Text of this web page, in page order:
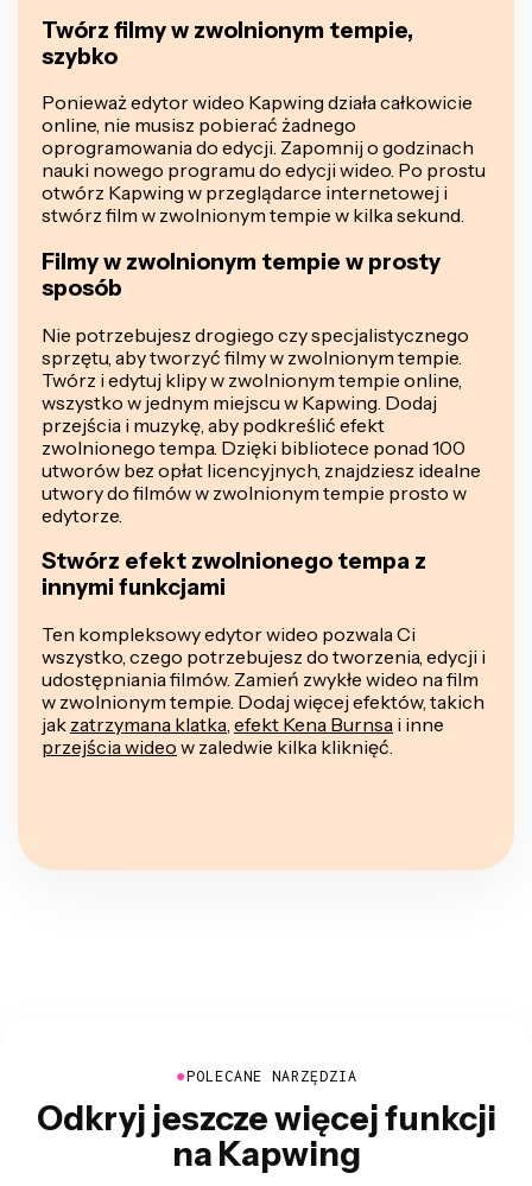
Twórz filmy w zwolnionym tempie,
szybko
Ponieważ edytor wideo Kapwing działa całkowicie
online, nie musisz pobierać żadnego
oprogramowania do edycji. Zapomnij o godzinach
nauki nowego programu do edycji wideo. Po prostu
otwórz Kapwing w przeglądarce internetowej i
stwórz film w zwolnionym tempie w kilka sekund.
Filmy w zwolnionym tempie w prosty
sposób
Nie potrzebujesz drogiego czy specjalistycznego
sprzętu, aby tworzyć filmy w zwolnionym tempie.
Twórz i edytuj klipy w zwolnionym tempie online,
wszystko w jednym miejscu w Kapwing. Dodaj
przejścia i muzykę, aby podkreślić efekt
zwolnionego tempa. Dzięki bibliotece ponad 100
utworów bez opłat licencyjnych, znajdziesz idealne
utwory do filmów w zwolnionym tempie prosto w
edytorze.
Stwórz efekt zwolnionego tempa z
innymi funkcjami
Ten kompleksowy edytor wideo pozwala Ci
wszystko, czego potrzebujesz do tworzenia, edycji i
udostępniania filmów. Zamień zwykłe wideo na film
w zwolnionym tempie. Dodaj więcej efektów, takich
jak zatrzymana klatka, efekt Kena Burnsa i inne
przejścia wideo w zaledwie kilka kliknięć.
●POLECANE NARZĘDZIA
Odkryj jeszcze więcej funkcji
na Kapwing